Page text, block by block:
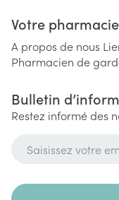
Votre pharmacie
A propos de nous
Pharmacien de
Bulletin
Restez informé des